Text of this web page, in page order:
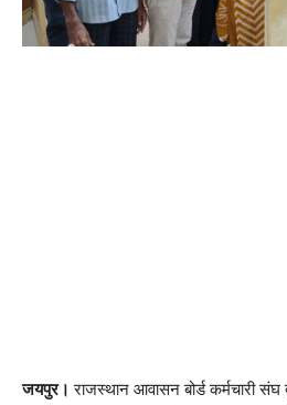
जयपुर। राजस्थान आवासन बोर्ड कर्मचारी